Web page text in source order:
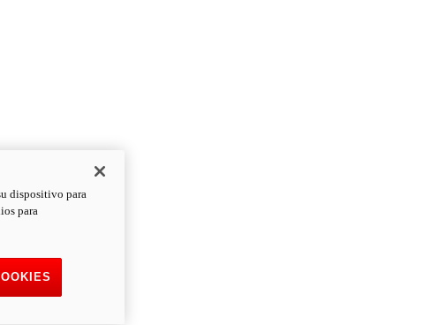
dispositivo para
para